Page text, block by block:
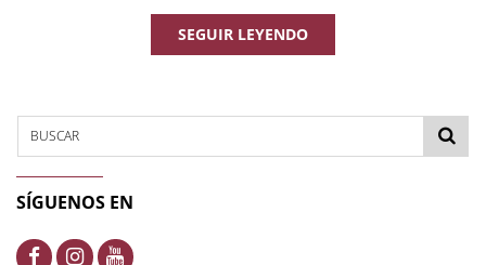
La Mandrágora o Sorginsalda, ¿conoces el caldo de las
Los efectos de una planta medicinal como la
Navarra
SEGUIR LEYENDO
BUSCAR
SÍGUENOS EN